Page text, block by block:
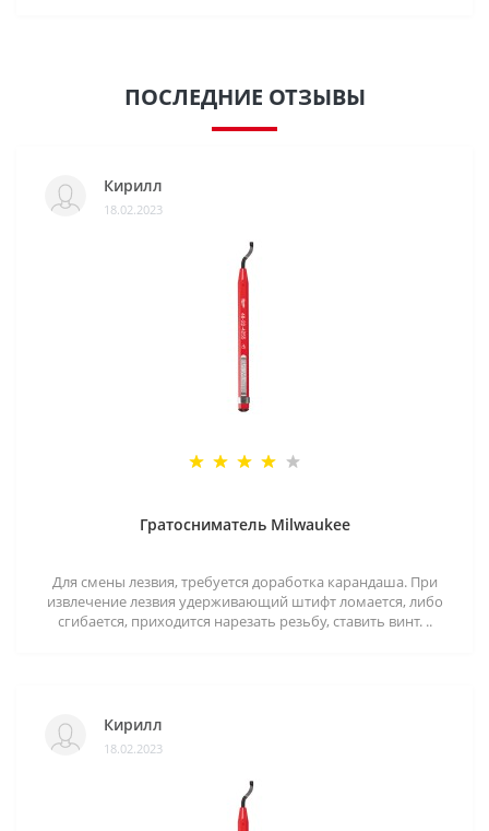
ПОСЛЕДНИЕ ОТЗЫВЫ
Кирилл
18.02.2023
Гратосниматель Milwaukee
Для смены лезвия, требуется доработка карандаша. При
извлечение лезвия удерживающий штифт ломается, либо
сгибается, приходится нарезать резьбу, ставить винт. ..
Кирилл
18.02.2023